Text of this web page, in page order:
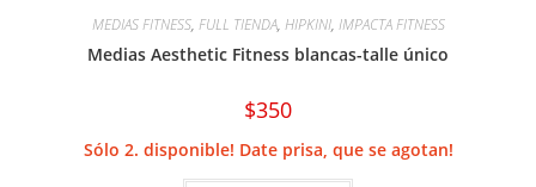
MEDIAS FITNESS, FULL TIENDA, HIPKINI, IMPACTA FITNESS
Medias Aesthetic Fitness blancas-talle único
$350
Sólo 2. disponible! Date prisa, que se agotan!